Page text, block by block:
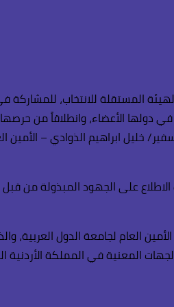
المستقلة للانتخاب، للمشاركة في
التي تجرى في دولها الأعضاء، وانطلاقاً
خليل ابراهيم الذوادي – الأمين
الاطلاع على الجهود المبذولة من
العام لجامعة الدول العربية،
المعنية في المملكة الأردنية